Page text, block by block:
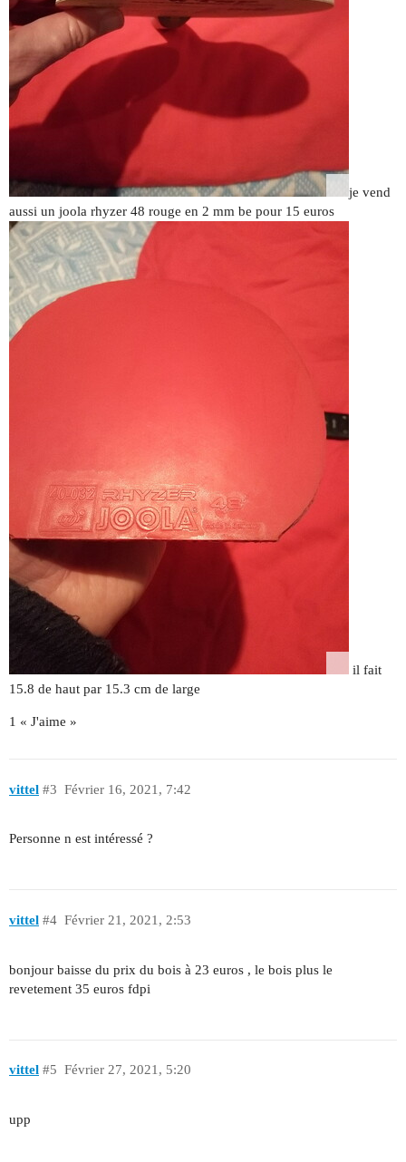
je vend
aussi un joola rhyzer 48 rouge en 2 mm be pour 15 euros
il fait
15.8 de haut par 15.3 cm de large
1 « J'aime »
vittel Février 16, 2021, 7:42
#3
Personne n est intéressé ?
vittel Février 21, 2021, 2:53
#4
bonjour baisse du prix du bois à 23 euros , le bois plus le
revetement 35 euros fdpi
vittel Février 27, 2021, 5:20
#5
upp